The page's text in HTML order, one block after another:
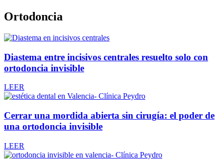
Ortodoncia
Diastema entre incisivos centrales resuelto solo con
ortodoncia invisible
LEER
Cerrar una mordida abierta sin cirugía: el poder de
una ortodoncia invisible
LEER